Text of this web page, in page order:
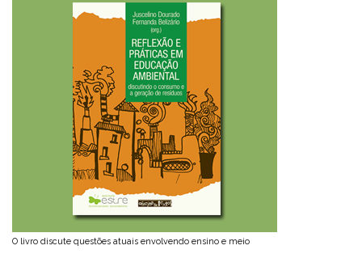
O livro discute questões atuais envolvendo ensino e meio